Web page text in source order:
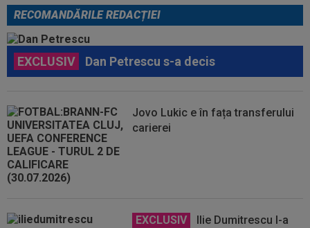
RECOMANDĂRILE REDACȚIEI
EXCLUSIV Dan Petrescu s-a decis
Jovo Lukic e în fața transferului
carierei
EXCLUSIV
Ilie Dumitrescu l-a